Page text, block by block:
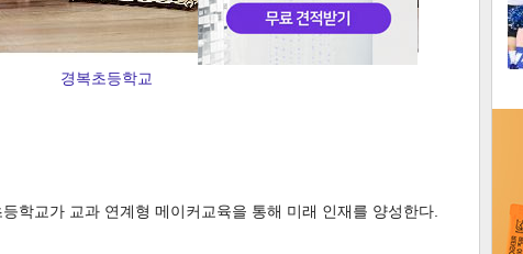
경복초등학교
학교가 교과 연계형 메이커교육을 통해 미래 인재를 양성한다.
2